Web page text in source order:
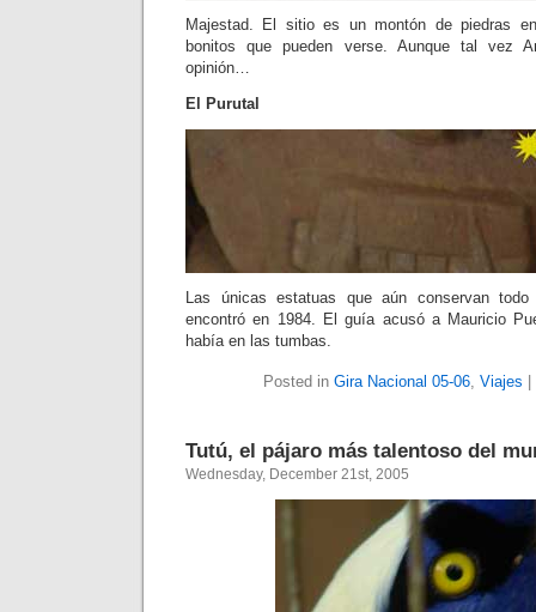
Majestad. El sitio es un montón de piedras
bonitos que pueden verse. Aunque tal vez
opinión…
El Purutal
Las únicas estatuas que aún conservan
encontró en 1984. El guía acusó a Mauricio
había en las tumbas.
Posted in Gira Nacional 05-06, Viajes
Tutú, el pájaro más talentoso del
Wednesday, December 21st, 2005